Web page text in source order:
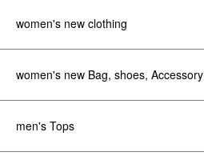
women's new clothing
women's new Bag, shoes, Accessory
men's Tops